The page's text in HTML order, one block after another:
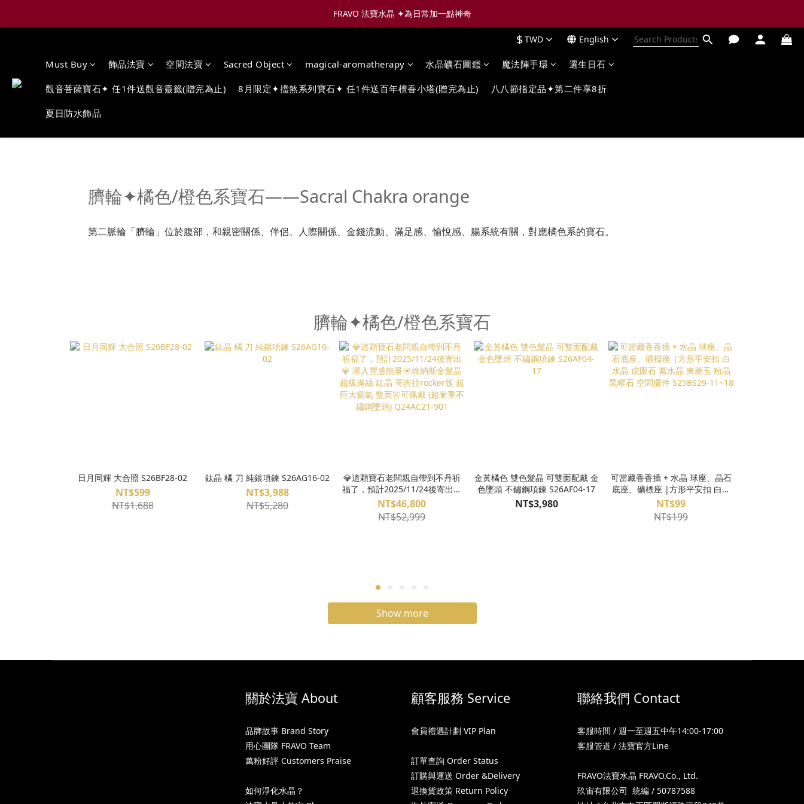
FRAVO 法寶水晶 ✦為日常加一點神奇
$TWD English
Must Buy 飾品法寶 空間法寶 Sacred Object magical-aromatherapy 水晶礦石圖鑑 魔法陣手環 選生日石
觀音菩薩寶石✦ 任1件送觀音靈籤(贈完為止) 8月限定✦擋煞系列寶石✦ 任1件送百年檀香小塔(贈完為止) 八八節指定品✦第二件享8折
夏日防水飾品
臍輪✦橘色/橙色系寶石——Sacral Chakra orange
第二脈輪「臍輪」位於腹部，和親密關係、伴侶、人際關係、金錢流動、滿足感、愉悅感、腸系統有關，對應橘色系的寶石。
臍輪✦橘色/橙色系寶石
日月同輝 大合照 S26BF28-02
NT$599
NT$1,688
鈦晶 橘 刀 純銀項鍊 S26AG16-02
NT$3,988
NT$5,280
💎這顆寶石老闆親自帶到不丹祈
福了，預計2025/11/24後寄出💎
灌入豐盛能量☀️維納斯金髮晶 超
大霸氣 雙面皆可佩戴 (超耐重不鏽
NT$46,800
NT$52,999
金黃橘色 雙色髮晶 可雙面配戴 金
色墜頭 不鏽鋼項鍊 S26AF04-17
NT$3,980
可當藏香香插 + 水晶 球座、晶石
底座、礦標座 |方形平安扣 白水
晶 虎眼石 紫水晶 東菱玉 粉晶 黑
曜石 空間擺件 S25BS29-11~18
NT$99
NT$199
Show more
關於法寶 About
品牌故事 Brand Story
用心團隊 FRAVO Team
萬粉好評 Customers Praise
如何淨化水晶？
顧客服務 Service
會員禮遇計劃 VIP Plan
訂單查詢 Order Status
訂購與運送 Order &Delivery
退換貨政策 Return Policy
聯絡我們 Contact
客服時間 / 週一至週五中午14:00-17:00
客服管道 / 法寶官方Line
FRAVO法寶水晶 FRAVO.Co., Ltd.
玖宙有限公司 統編 / 50787588